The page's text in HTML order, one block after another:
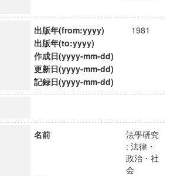
出版年(from:yyyy)
1981
出版年(to:yyyy)
作成日(yyyy-mm-dd)
更新日(yyyy-mm-dd)
記録日(yyyy-mm-dd)
名前
法學研究
: 法律・
政治・社
会